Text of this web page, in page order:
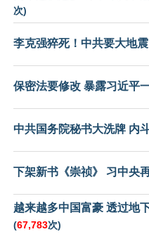
次)
李克强猝死！中共要大地震
保密法要修改 暴露习近平
中共国务院秘书大洗牌 内
下架新书《崇祯》 习中央
越来越多中国富豪 透过地
(67,783次)